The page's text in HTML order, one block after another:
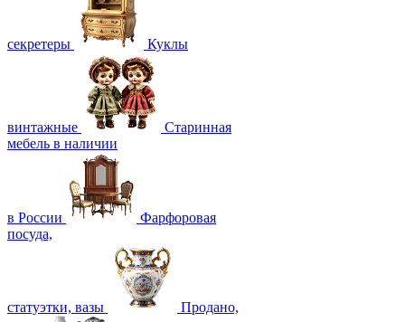
секретеры Куклы
винтажные
Старинная
мебель в наличии
в России
Фарфоровая
посуда,
статуэтки, вазы Продано,